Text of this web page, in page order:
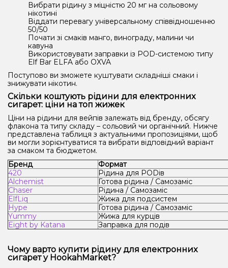
Вибрати рідину з міцністю 20 мг на сольовому
нікотині
Віддати перевагу універсальному співвідношенню
50/50
Почати зі смаків манго, винограду, малини чи
кавуна
Використовувати заправки із POD-системою типу
Elf Bar ELFA або OXVA
Поступово ви зможете куштувати складніші смаки і
знижувати нікотин.
Скільки коштують рідини для електронних
сигарет: ціни на топ жижек
Ціни на рідини для вейпів залежать від бренду, обсягу
флакона та типу складу – сольовий чи органічний. Нижче
представлена таблиця з актуальними пропозиціями, щоб
ви могли зорієнтуватися та вибрати відповідний варіант
за смаком та бюджетом.
Бренд
Формат
420
Рідина для PODів
Alchemist
Готова рідина / Самозаміс
Chaser
Рідина / Самозаміс
ElfLiq
Жижа для подсистем
Hype
Готова рідина / Самозаміс
Yummy
Жижа для курців
Eight by Katana
Заправка для подів
Чому варто купити рідину для електронних
сигарет у HookahMarket?